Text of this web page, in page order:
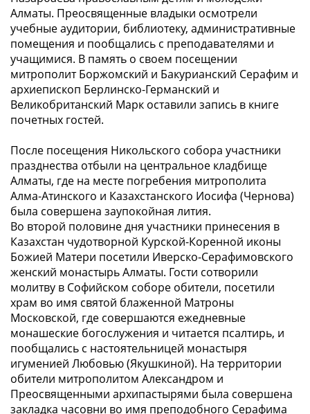
Алматы. Преосвященные владыки осмотрели
учебные аудитории, библиотеку, административные
помещения и пообщались с преподавателями и
учащимися. В память о своем посещении
митрополит Боржомский и Бакурианский Серафим и
архиепископ Берлинско-Германский и
Великобританский Марк оставили запись в книге
почетных гостей.
После посещения Никольского собора участники
празднества отбыли на центральное кладбище
Алматы, где на месте погребения митрополита
Алма-Атинского и Казахстанского Иосифа (Чернова)
была совершена заупокойная лития.
Во второй половине дня участники принесения в
Казахстан чудотворной Курской-Коренной иконы
Божией Матери посетили Иверско-Серафимовского
женский монастырь Алматы. Гости сотворили
молитву в Софийском соборе обители, посетили
храм во имя святой блаженной Матроны
Московской, где совершаются ежедневные
монашеские богослужения и читается псалтирь, и
пообщались с настоятельницей монастыря
игуменией Любовью (Якушкиной). На территории
обители митрополитом Александром и
Преосвященными архипастырями была совершена
закладка часовни во имя преподобного Серафима